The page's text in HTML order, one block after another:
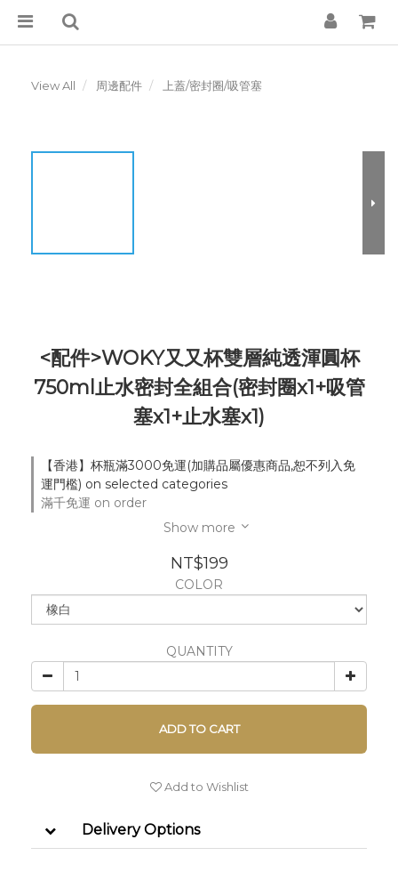
View All 周邊配件 上蓋/密封圈/吸管塞
<配件>WOKY又又杯雙層純透渾圓杯
750ml止水密封全組合(密封圈x1+吸管
塞x1+止水塞x1)
【香港】杯瓶滿3000免運(加購品屬優惠商品,恕不列入免
運門檻) on selected categories
滿千免運 on order
Show more
NT$199
COLOR
QUANTITY
ADD TO CART
Add to Wishlist
Delivery Options